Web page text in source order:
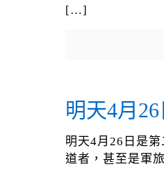
[…]
明天4月
明天4月26日是
道者，甚至是軍